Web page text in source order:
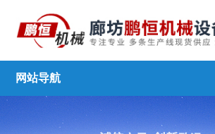
网站导航